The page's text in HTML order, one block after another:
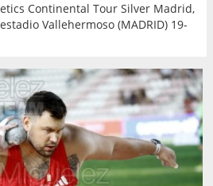
Continental Tour Silver Madrid,
Vallehermoso (MADRID) 19-